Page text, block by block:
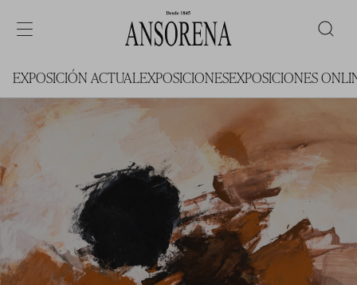
EXPOSICIÓN ACTUALEXPOSICIONESEXPOSICIONES